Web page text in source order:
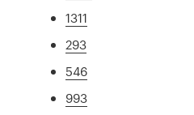
1311
293
546
993